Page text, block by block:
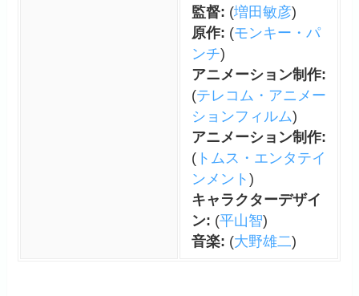
監督: (増田敏彦)
原作: (モンキー・パ
ンチ)
アニメーション制作:
(テレコム・アニメー
ションフィルム)
アニメーション制作:
(トムス・エンタテイ
ンメント )
キャラクターデザイ
ン: (平山智)
音楽: (大野雄二)